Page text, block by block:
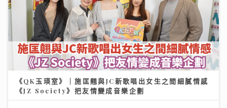
《QK玉瑛室》｜施匡翹與JC新歌唱出女生之間細膩情感
《JZ Society》把友情變成音樂企劃